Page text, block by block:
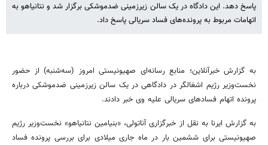
پاسخ دهد. این دادگاه در یک سالن زیرزمینی ضدموشکی برگزار شد و نتانیاهو به
اتهامات مربوط به پرونده‌های فساد سریالی پاسخ داد.
به گزارش خبرآنلاین؛ منابع رسانه‌ای صهیونیستی امروز (سه‌شنبه) از حضور
نخست‌وزیر رژیم اشغالگر در دادگاهی در یک سالن زیرزمینی ضدموشکی درباره
پرونده اتهام فسادهای سریالی علیه وی خبر دادند.
به گزارش ایرنا به نقل از خبرگزاری آناتولی، «بنیامین نتانیاهو» نخست‌وزیر رژیم
صهیونیستی برای ششمین بار در ماه جاری میلادی برای بررسی پرونده فساد